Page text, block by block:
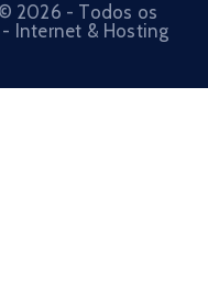
© 2026 - Todos os
- Internet & Hosting